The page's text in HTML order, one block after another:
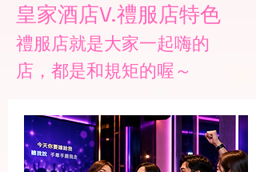
皇家酒店V.禮服店特色
​禮服店就是大家一起嗨的
店，都是和規矩的喔～